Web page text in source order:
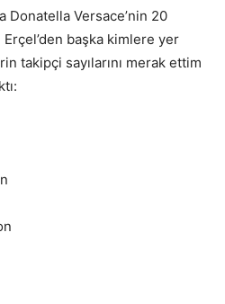
Donatella Versace’nin 20
başka kimlere yer
takipçi sayılarını merak ettim